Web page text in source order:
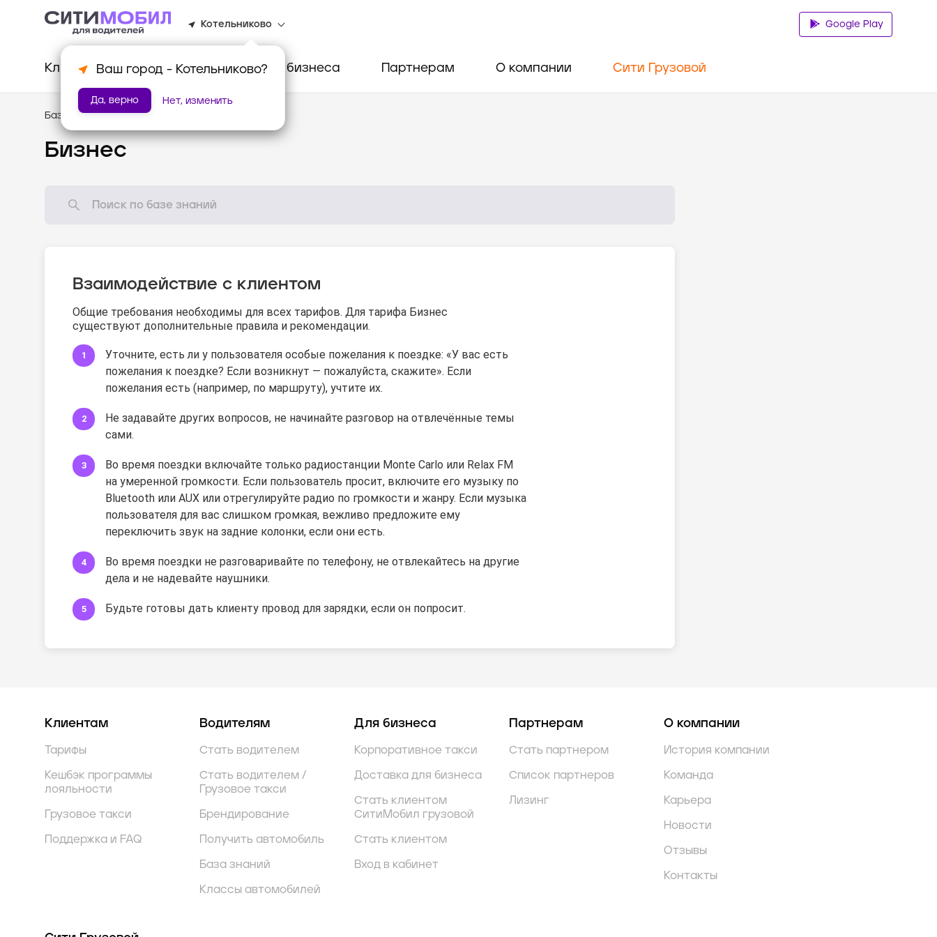
Котельниково
Ваш город - Котельниково?
Да, верно Нет, изменить
Google Play
Клиентам Водителям Для бизнеса Партнерам О компании Сити Грузовой
База знаний /Стандарты оказания услуг
Бизнес
Взаимодействие с клиентом
Общие требования необходимы для всех тарифов. Для тарифа Бизнес
существуют дополнительные правила и рекомендации.
Уточните, есть ли у пользователя особые пожелания к поездке: «У вас есть
пожелания к поездке? Если возникнут — пожалуйста, скажите». Если
пожелания есть (например, по маршруту), учтите их.
Не задавайте других вопросов, не начинайте разговор на отвлечённые темы
сами.
Во время поездки включайте только радиостанции Monte Carlo или Relax FM
на умеренной громкости. Если пользователь просит, включите его музыку по
Bluetooth или AUX или отрегулируйте радио по громкости и жанру. Если музыка
пользователя для вас слишком громкая, вежливо предложите ему
переключить звук на задние колонки, если они есть.
Во время поездки не разговаривайте по телефону, не отвлекайтесь на другие
дела и не надевайте наушники.
Будьте готовы дать клиенту провод для зарядки, если он попросит.
Клиентам
Тарифы
Кешбэк программы
лояльности
Грузовое такси
Поддержка и FAQ
Водителям
Стать водителем
Стать водителем /
Грузовое такси
Брендирование
Получить автомобиль
База знаний
Классы автомобилей
Для бизнеса
Корпоративное такси
Доставка для бизнеса
Стать клиентом
СитиМобил грузовой
Стать клиентом
Вход в кабинет
Партнерам
Стать партнером
Список партнеров
Лизинг
О компании
История компании
Команда
Карьера
Новости
Отзывы
Контакты